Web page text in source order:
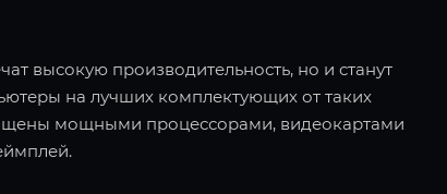
высокую производительность, но и станут
на лучших комплектующих от таких
мощными процессорами, видеокартами